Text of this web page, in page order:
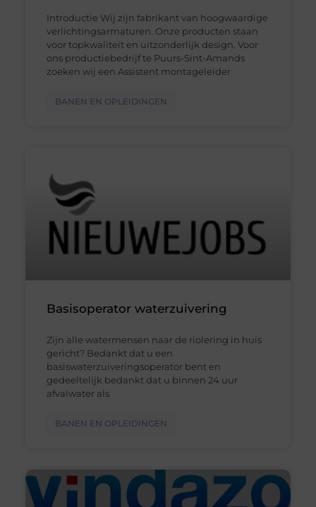
Introductie Wij zijn fabrikant van hoogwaardige
verlichtingsarmaturen. Onze producten staan
voor topkwaliteit en uitzonderlijk design. Voor
ons productiebedrijf te Puurs-Sint-Amands
zoeken wij een Assistent montageleider
BANEN EN OPLEIDINGEN
Basisoperator waterzuivering
Zijn alle watermensen naar de riolering in huis
gericht? Bedankt dat u een
basiswaterzuiveringsoperator bent en
gedeeltelijk bedankt dat u binnen 24 uur
afvalwater als
BANEN EN OPLEIDINGEN